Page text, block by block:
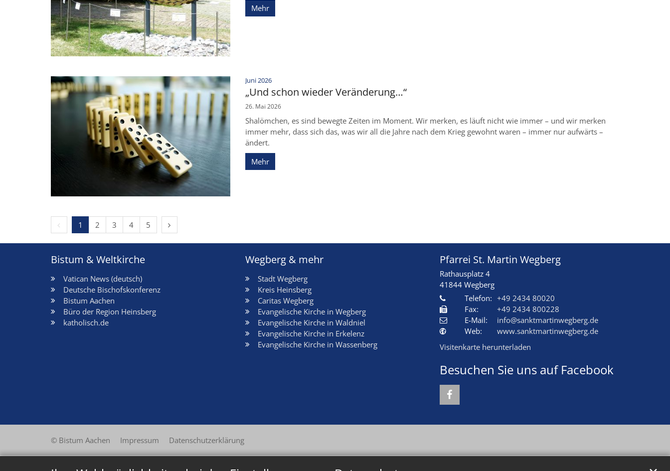
Mehr
Juni 2026:
„Und schon wieder Veränderung…“
26. Mai 2026
Shalömchen, es sind bewegte Zeiten im Moment. Wir merken, es läuft nicht wie immer – und wir merken
immer mehr, dass sich das, was wir all die Jahre nach dem Krieg gewohnt waren – immer nur aufwärts –
ändert.
Mehr
Vorherige Seite
1 2 3 4 5 Nächste Seite
Bistum & Weltkirche
Vatican News (deutsch)
Deutsche Bischofskonferenz
Bistum Aachen
Büro der Region Heinsberg
katholisch.de
Wegberg & mehr
Stadt Wegberg
Kreis Heinsberg
Caritas Wegberg
Evangelische Kirche in Wegberg
Evangelische Kirche in Waldniel
Evangelische Kirche in Erkelenz
Evangelische Kirche in Wassenberg
Pfarrei St. Martin Wegberg
Rathausplatz 4
41844 Wegberg
Telefon: +49 2434 80020
Fax:
+49 2434 800228
E-Mail:
info@sanktmartinwegberg.de
Web:
www.sanktmartinwegberg.de
Visitenkarte herunterladen
Besuchen Sie uns auf Facebook
© Bistum Aachen Impressum Datenschutzerklärung